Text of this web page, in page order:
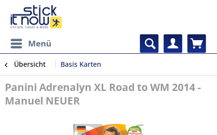
Menü
Übersicht Basis Karten
Panini Adrenalyn XL Road to WM 2014 -
Manuel NEUER